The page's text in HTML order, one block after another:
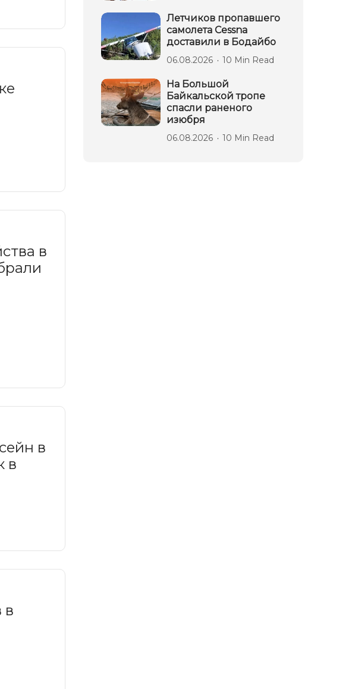
в
в
в
в
Летчиков пропавшего
самолета Cessna
доставили в Бодайбо
06.08.2026 10 Min Read
На Большой
Байкальской тропе
спасли раненого
изюбря
06.08.2026 10 Min Read